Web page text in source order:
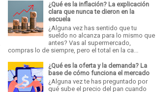
¿Qué es la inflación? La explicación
clara que nunca te dieron en la
escuela
¿Alguna vez has sentido que tu
sueldo no alcanza para lo mismo que
antes? Vas al supermercado,
compras lo de siempre, pero el total en la ca...
¿Qué es la oferta y la demanda? La
base de cómo funciona el mercado
¿Alguna vez te has preguntado por
qué sube el precio del pan cuando